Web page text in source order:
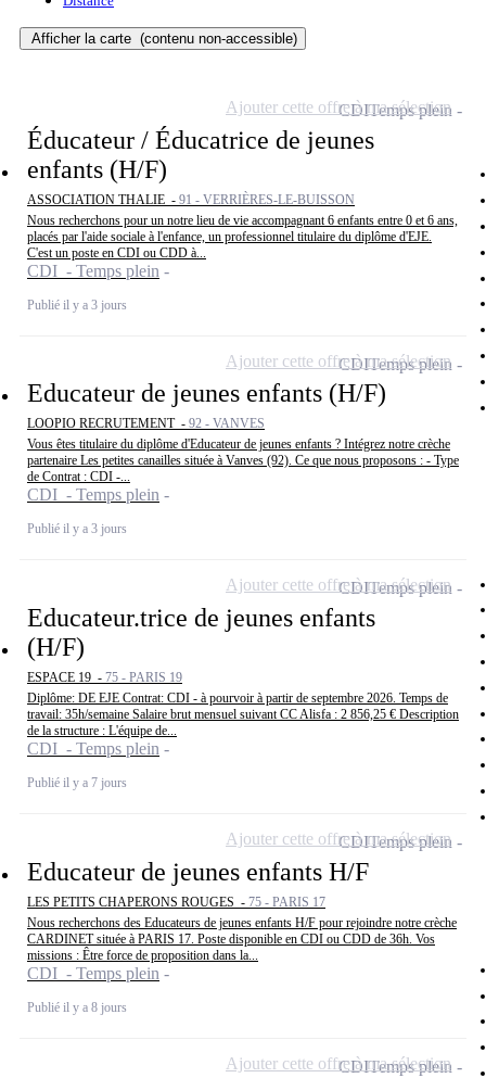
Afficher la carte (contenu non-accessible)
Éducateur / Éducatrice de jeunes
enfants (H/F)
ASSOCIATION THALIE - 91 - VERRIÈRES-LE-BUISSON
Nous recherchons pour un notre lieu de vie accompagnant 6 enfants entre 0 et 6 ans,
placés par l'aide sociale à l'enfance, un professionnel titulaire du diplôme d'EJE.
C'est un poste en CDI ou CDD à...
CDI - Temps plein
Publié il y a 3 jours
CDITemps plein
Ajouter cette offre à ma sélection
Educateur de jeunes enfants (H/F)
LOOPIO RECRUTEMENT - 92 - VANVES
Vous êtes titulaire du diplôme d'Educateur de jeunes enfants ? Intégrez notre crèche
partenaire Les petites canailles située à Vanves (92). Ce que nous proposons : - Type
de Contrat : CDI -...
CDI - Temps plein
Publié il y a 3 jours
CDITemps plein
Ajouter cette offre à ma sélection
Educateur.trice de jeunes enfants
(H/F)
ESPACE 19 - 75 - PARIS 19
Diplôme: DE EJE Contrat: CDI - à pourvoir à partir de septembre 2026. Temps de
travail: 35h/semaine Salaire brut mensuel suivant CC Alisfa : 2 856,25 € Description
de la structure : L'équipe de...
CDI - Temps plein
Publié il y a 7 jours
CDITemps plein
Ajouter cette offre à ma sélection
Educateur de jeunes enfants H/F
LES PETITS CHAPERONS ROUGES - 75 - PARIS 17
Nous recherchons des Educateurs de jeunes enfants H/F pour rejoindre notre crèche
CARDINET située à PARIS 17. Poste disponible en CDI ou CDD de 36h. Vos
missions : Être force de proposition dans la...
CDI - Temps plein
Publié il y a 8 jours
CDITemps plein
Ajouter cette offre à ma sélection
CDITemps plein
Ajouter cette offre à ma sélection